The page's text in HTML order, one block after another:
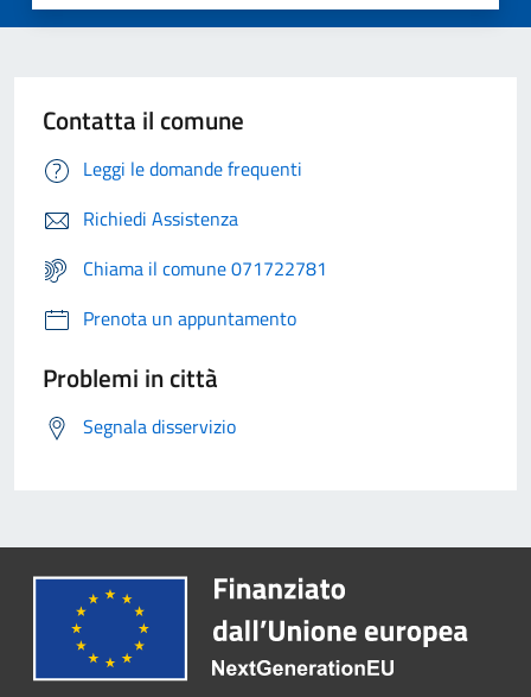
Contatta il comune
Leggi le domande frequenti
Richiedi Assistenza
Chiama il comune 071722781
Prenota un appuntamento
Problemi in città
Segnala disservizio